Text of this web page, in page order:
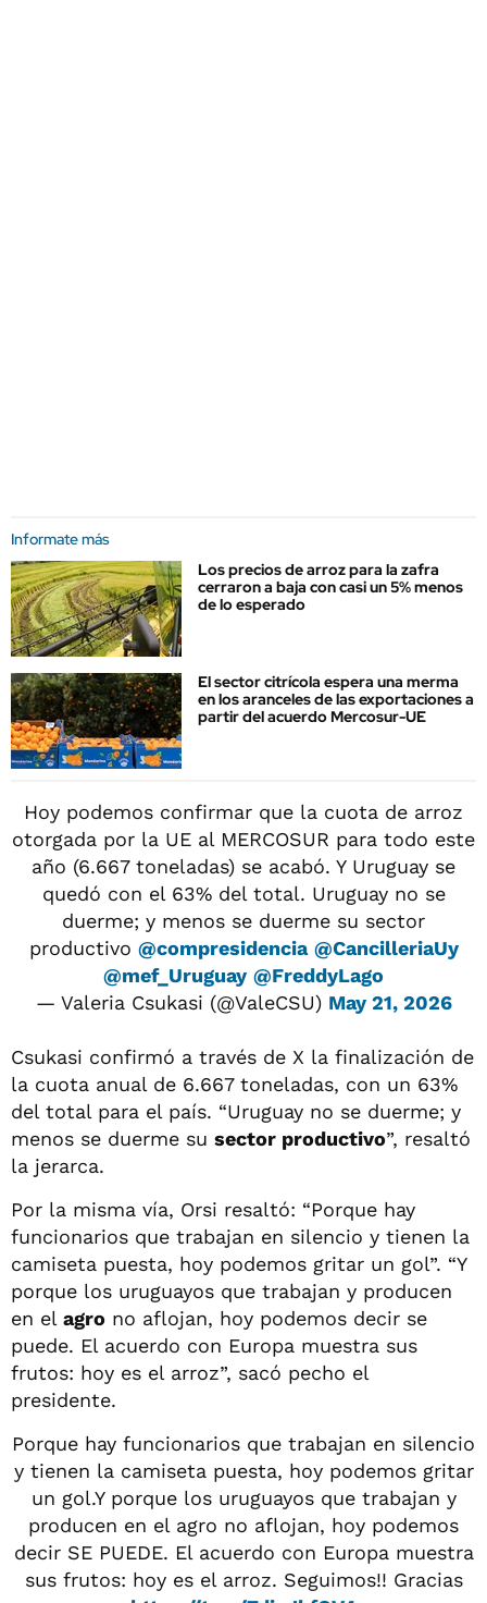
Informate más
Los precios de arroz para la zafra
cerraron a baja con casi un 5% menos
de lo esperado
El sector citrícola espera una merma
en los aranceles de las exportaciones a
partir del acuerdo Mercosur-UE
Hoy podemos confirmar que la cuota de arroz
otorgada por la UE al MERCOSUR para todo este
año (6.667 toneladas) se acabó. Y Uruguay se
quedó con el 63% del total. Uruguay no se
duerme; y menos se duerme su sector
productivo @compresidencia @CancilleriaUy
@mef_Uruguay @FreddyLago
— Valeria Csukasi (@ValeCSU) May 21, 2026
Csukasi confirmó a través de X la finalización de
la cuota anual de 6.667 toneladas, con un 63%
del total para el país. “Uruguay no se duerme; y
menos se duerme su sector productivo”, resaltó
la jerarca.
Por la misma vía, Orsi resaltó: “Porque hay
funcionarios que trabajan en silencio y tienen la
camiseta puesta, hoy podemos gritar un gol”. “Y
porque los uruguayos que trabajan y producen
en el agro no aflojan, hoy podemos decir se
puede. El acuerdo con Europa muestra sus
frutos: hoy es el arroz”, sacó pecho el
presidente.
Porque hay funcionarios que trabajan en silencio
y tienen la camiseta puesta, hoy podemos gritar
un gol.Y porque los uruguayos que trabajan y
producen en el agro no aflojan, hoy podemos
decir SE PUEDE. El acuerdo con Europa muestra
sus frutos: hoy es el arroz. Seguimos!! Gracias